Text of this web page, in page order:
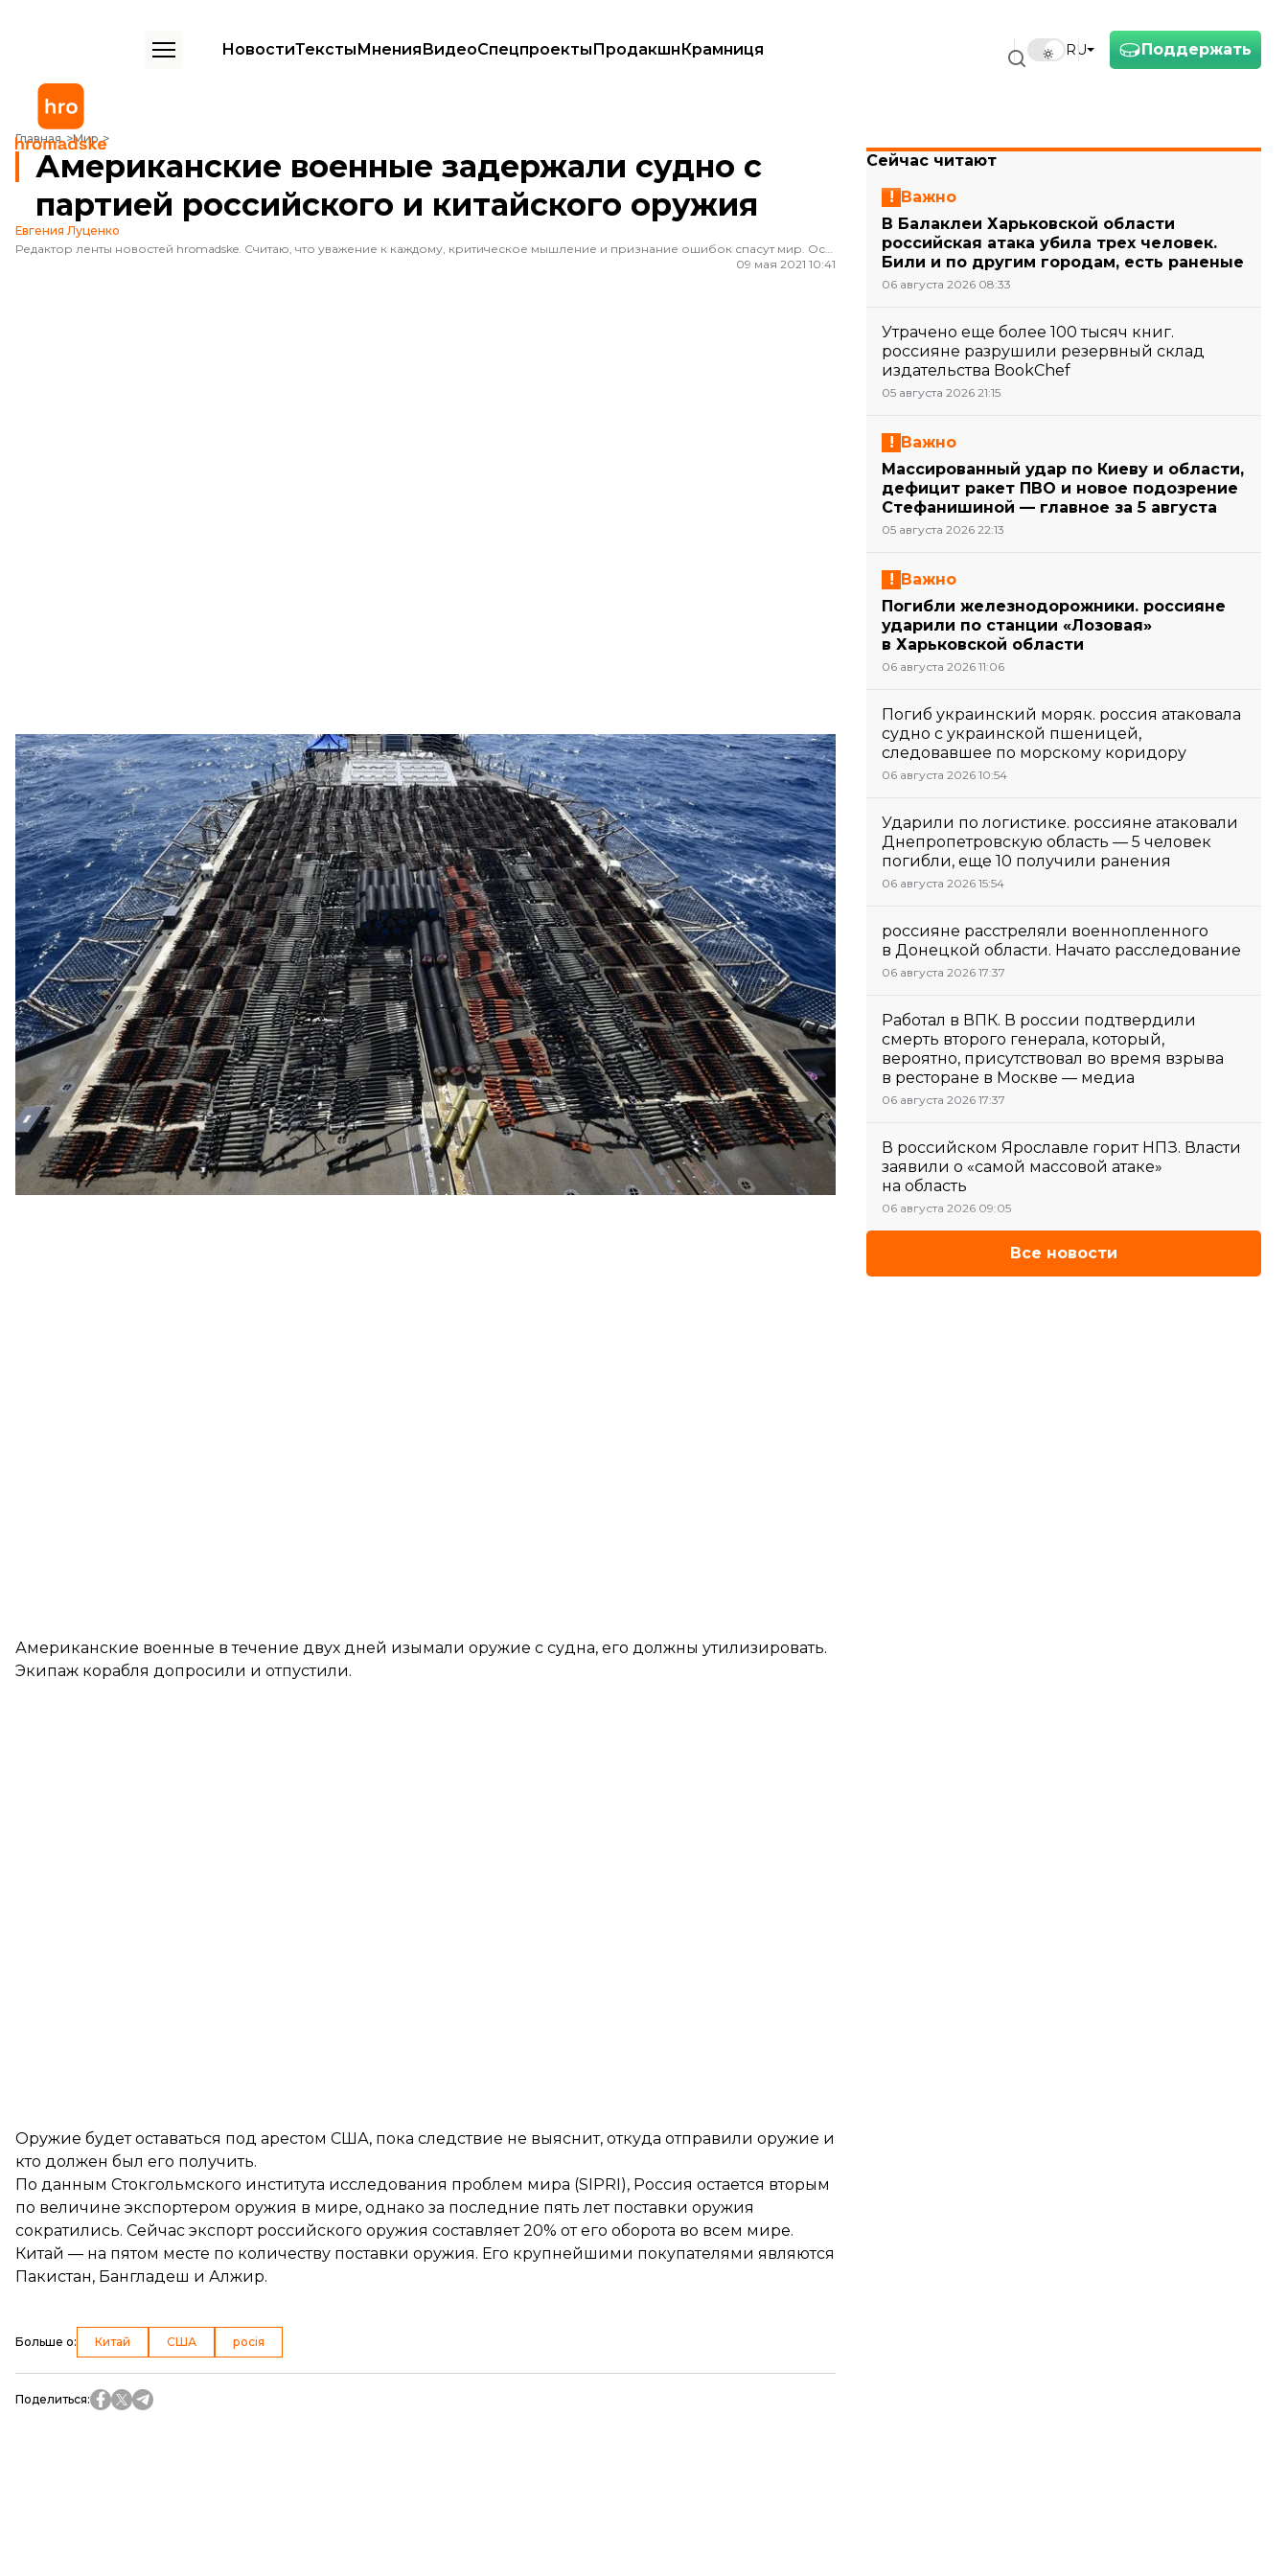
Поддержать
RU
НовостиТекстыМненияВидеоСпецпроектыПродакшнКрамниця
Главная Мир
Американские военные задержали судно с партией российского и китайского оружия
Американские военные задержали судно с
партией российского и китайского оружия
Евгения Луценко
Редактор ленты новостей hromadske. Считаю, что уважение к каждому, критическое мышление и признание ошибок спасут мир. Особенно люблю новости о науке и космос
09 мая 2021 10:41
Партия оружия, которое изъяли американские военные
U.S. 5th Fleet/Twitter
Американский ракетный крейсер USS Monterey (CG—61) задержал в Аравийском море судно без
опознавательных знаков, которое перевозило оружие российского и китайского производства.
Об этомсообщаетпятый флот Военно-морских сил США.
На борту судна обнаружили десятки российских противотанковых управляемых ракет, тысячи
китайских штурмовых винтовок типа 56, сотни пулеметов Калашникова, снайперских винтовок и
гранатометов, а также усовершенствованные оптические прицелы.
Американские военные в течение двух дней изымали оружие с судна, его должны утилизировать.
Экипаж корабля допросили и отпустили.
Оружие будет оставаться под арестом США, пока следствие не выяснит, откуда отправили оружие и
кто должен был его получить.
По данным Стокгольмского института исследования проблем мира (SIPRI), Россия остается вторым
по величине экспортером оружия в мире, однако за последние пять лет поставки оружия
сократились. Сейчас экспорт российского оружия составляет 20% от его оборота во всем мире.
Китай — на пятом месте по количеству поставки оружия. Его крупнейшими покупателями являются
Пакистан, Бангладеш и Алжир.
Больше о: Китай США росія
Поделиться:
Сейчас читают
Важно
В Балаклеи Харьковской области
российская атака убила трех человек.
Били и по другим городам, есть раненые
06 августа 2026 08:33
Утрачено еще более 100 тысяч книг.
россияне разрушили резервный склад
издательства BookChef
05 августа 2026 21:15
Важно
Массированный удар по Киеву и области,
дефицит ракет ПВО и новое подозрение
Стефанишиной — главное за 5 августа
05 августа 2026 22:13
Важно
Погибли железнодорожники. россияне
ударили по станции «Лозовая»
в Харьковской области
06 августа 2026 11:06
Погиб украинский моряк. россия атаковала
судно с украинской пшеницей,
следовавшее по морскому коридору
06 августа 2026 10:54
Ударили по логистике. россияне атаковали
Днепропетровскую область — 5 человек
погибли, еще 10 получили ранения
06 августа 2026 15:54
россияне расстреляли военнопленного
в Донецкой области. Начато расследование
06 августа 2026 17:37
Работал в ВПК. В россии подтвердили
смерть второго генерала, который,
вероятно, присутствовал во время взрыва
в ресторане в Москве — медиа
06 августа 2026 17:37
В российском Ярославле горит НПЗ. Власти
заявили о «самой массовой атаке»
на область
06 августа 2026 09:05
Все новости